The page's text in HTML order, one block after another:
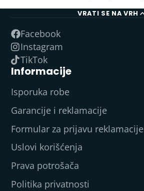
VRATI SE NA VRH
Facebook
Instagram
TikTok
Informacije
Isporuka robe
Garancije i reklamacije
Formular za prijavu reklamacije
Uslovi korišćenja
Prava potrošača
Politika privatnosti